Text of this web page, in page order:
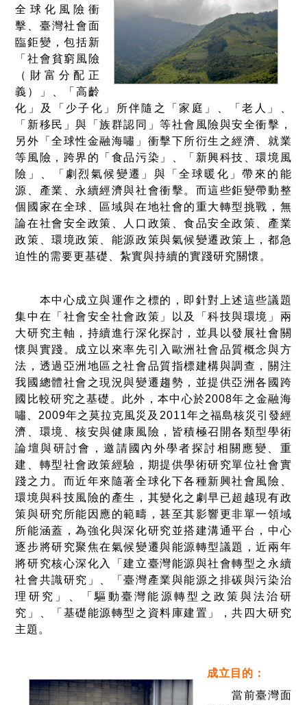
全球化風險衝
擊、臺灣社會面
臨鉅變，包括新
「社會貧窮風險
（財富分配正
義）」、「高齡
化」及「少子化」所伴隨之「家庭」、「老人」、
「新移民」與「族群認同」等社會風險與安全衝擊，
另外「全球性金融海嘯」衝擊下所衍生之經濟、就業
等風險，跨界的「食品污染」、「新興科技、環境風
險」、「劇烈氣候變遷」與「全球暖化」帶來的能
源、產業、永續經濟與社會衝擊。而這些鉅變帶動整
個國家在全球、區域與在地社會的重大轉型挑戰，無
論在社會安全政策、人口政策、食品安全政策、產業
政策、環境政策、能源政策與氣候變遷政策上，都急
迫性的需要更基礎、紮實與持續的實踐研究關懷。
本中心成立與運作之標的，即針對上述這些議題
集中在「社會安全社會政策」以及「科技與環境」兩
大研究主軸，持續進行深化探討，並具以發展社會關
懷與實踐。成立以來率先引入歐洲社會品質概念與方
法，透過亞洲地區之社會品質指標建構與調查，關注
我國總體社會之現況與變遷趨勢，並提供亞洲各國跨
國比較研究之基礎。此外，本中心於2008年之金融海
嘯、2009年之莫拉克風災及2011年之福島核災引發經
濟、環境、核安與健康風險，皆積極召開各類型學術
論壇與研討會，邀請國內外學者探討相關應變、重
建、轉型社會政策經驗，期提供學術研究單位社會實
踐之力。而近年來隨著全球化下各種新興社會風險、
環境與科技風險的產生，其變化之劇早已超越現有政
策與研究所能因應的範疇，甚至其影響更非單一領域
所能涵蓋，為強化與深化研究並搭建溝通平台，中心
逐步將研究聚焦在氣候變遷與能源轉型議題，近兩年
將研究核心深化入「建立臺灣能源與社會轉型之永續
社會共識研究」、「臺灣產業與能源之排碳與污染治
理研究」、「驅動臺灣能源轉型之政策與法治研
究」、「基礎能源轉型之資料庫建置」，共四大研究
主題。
成立目的：
當前臺灣面